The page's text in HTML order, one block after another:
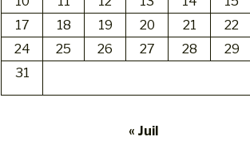
17
18 19 20 21 22
24
25 26 27 28 29
31
« Juil